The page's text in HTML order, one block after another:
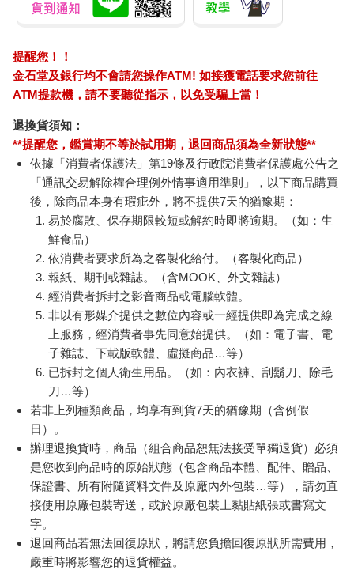
提醒您！！
金石堂及銀行均不會請您操作ATM! 如接獲電話要求您前往
ATM提款機，請不要聽從指示，以免受騙上當！
退換貨須知：
**提醒您，鑑賞期不等於試用期，退回商品須為全新狀態**
依據「消費者保護法」第19條及行政院消費者保護處公告之
「通訊交易解除權合理例外情事適用準則」，以下商品購買
後，除商品本身有瑕疵外，將不提供7天的猶豫期：
易於腐敗、保存期限較短或解約時即將逾期。（如：生
鮮食品）
依消費者要求所為之客製化給付。（客製化商品）
報紙、期刊或雜誌。（含MOOK、外文雜誌）
經消費者拆封之影音商品或電腦軟體。
非以有形媒介提供之數位內容或一經提供即為完成之線
上服務，經消費者事先同意始提供。（如：電子書、電
子雜誌、下載版軟體、虛擬商品…等）
已拆封之個人衛生用品。（如：內衣褲、刮鬍刀、除毛
刀…等）
若非上列種類商品，均享有到貨7天的猶豫期（含例假
日）。
辦理退換貨時，商品（組合商品恕無法接受單獨退貨）必須
是您收到商品時的原始狀態（包含商品本體、配件、贈品、
保證書、所有附隨資料文件及原廠內外包裝…等），請勿直
接使用原廠包裝寄送，或於原廠包裝上黏貼紙張或書寫文
字。
退回商品若無法回復原狀，將請您負擔回復原狀所需費用，
嚴重時將影響您的退貨權益。